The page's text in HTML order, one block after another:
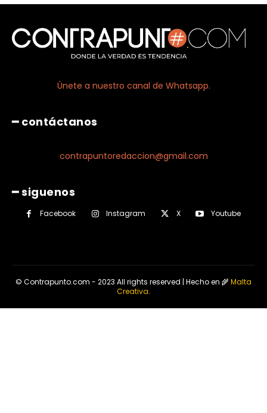
Únete a nuestro canal de Whatsapp.
━ contáctanos
contrapuntoredaccion@gmail.com
━ siguenos
Facebook Instagram X Youtube
© Contrapunto.com - 2023 All rights reserved | Hecho en 🌾Malta
Creativa.